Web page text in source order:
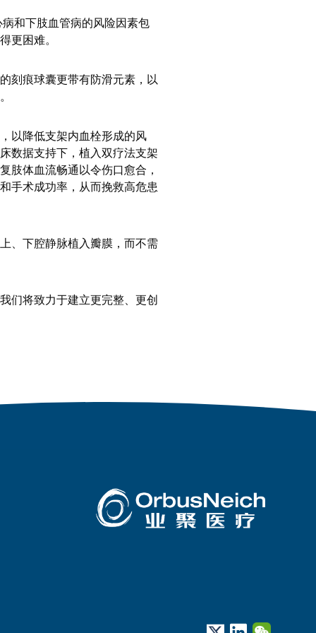
和下肢血管病的风险因素包
更困难。
刻痕球囊更带有防滑元素，以
以降低支架内血栓形成的风
数据支持下，植入双疗法支架
肢体血流畅通以令伤口愈合，
手术成功率，从而挽救高危患
、下腔静脉植入瓣膜，而不需
们将致力于建立更完整、更创